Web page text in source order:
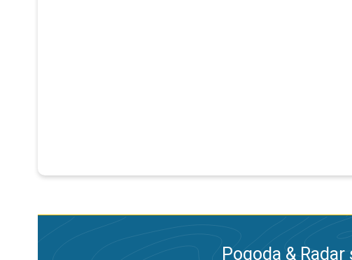
Pogoda &